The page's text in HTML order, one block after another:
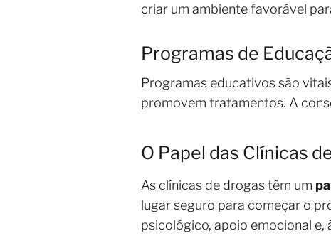
criar um ambiente favorável
Programas de
Programas educativos são
promovem tratamentos. A
O Papel das Clínicas
As clínicas de drogas têm um
lugar seguro para começar o
psicológico, apoio emocional e,